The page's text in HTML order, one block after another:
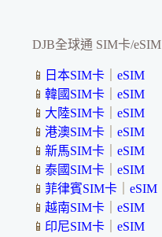
DJB全球通 SIM卡/eSIM
📱 日本SIM卡
eSIM
📱 韓國SIM卡
eSIM
📱 大陸SIM卡
eSIM
📱 港澳SIM卡
eSIM
📱 新馬SIM卡
eSIM
📱 泰國SIM卡
eSIM
📱 菲律賓SIM卡
eSIM
📱 越南SIM卡
eSIM
📱 印尼SIM卡
eSIM